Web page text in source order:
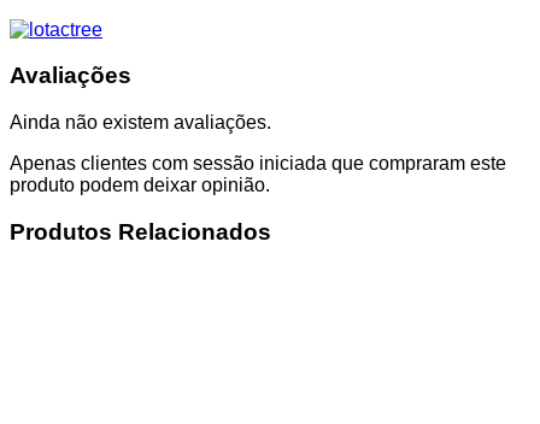
Avaliações
Ainda não existem avaliações.
Apenas clientes com sessão iniciada que compraram este
produto podem deixar opinião.
Produtos Relacionados